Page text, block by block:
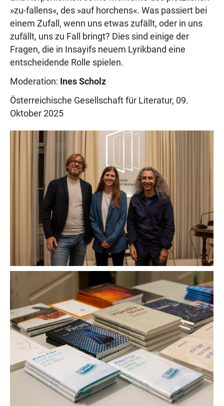
»zu-fallens«, des »auf horchens«. Was passiert bei
einem Zufall, wenn uns etwas zufällt, oder in uns
zufällt, uns zu Fall bringt? Dies sind einige der
Fragen, die in Insayifs neuem Lyrikband eine
entscheidende Rolle spielen.
Moderation: Ines Scholz
Österreichische Gesellschaft für Literatur, 09.
Oktober 2025